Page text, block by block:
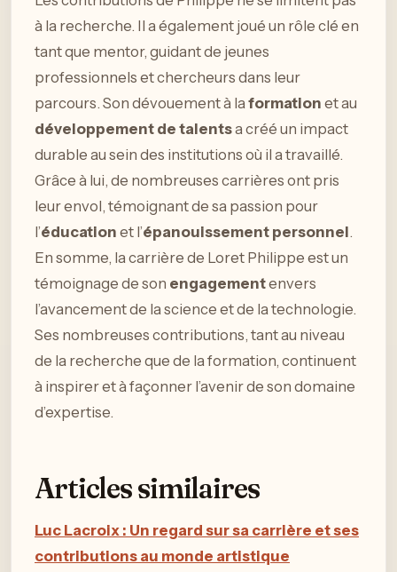
à la recherche. Il a également joué un rôle clé en
tant que mentor, guidant de jeunes
professionnels et chercheurs dans leur
parcours. Son dévouement à laformation et au
développement de talentsa créé un impact
durable au sein des institutions où il a travaillé.
Grâce à lui, de nombreuses carrières ont pris
leur envol, témoignant de sa passion pour
l’éducation et l’épanouissement personnel.
En somme, la carrière de Loret Philippe est un
témoignage de son engagementenvers
l’avancement de la science et de la technologie.
Ses nombreuses contributions, tant au niveau
de la recherche que de la formation, continuent
à inspirer et à façonner l’avenir de son domaine
d’expertise.
Articles similaires
Luc Lacroix : Un regard sur sa carrière et ses
contributions au monde artistique